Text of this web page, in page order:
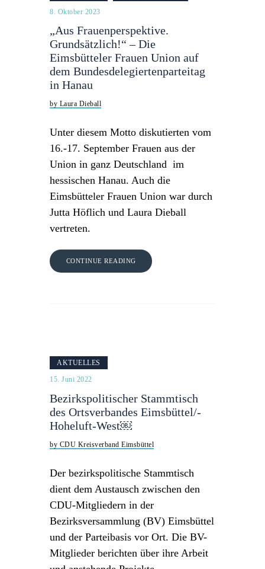
8. Oktober 2023
„Aus Frauenperspektive.
Grundsätzlich!“ – Die
Eimsbütteler Frauen Union auf
dem Bundesdelegiertenparteitag
in Hanau
by Laura Dieball
Unter diesem Motto diskutierten vom
16.-17. September Frauen aus der
Union in ganz Deutschland im
hessischen Hanau. Auch die
Eimsbütteler Frauen Union war durch
Jutta Höflich und Laura Dieball
vertreten.
CONTINUE READING
AKTUELLES
15. Juni 2022
Bezirkspolitischer Stamm­tisch
des Orts­verbandes Eims­büttel/­
Hohe­luft-West￼
by CDU Kreisverband Eimsbüttel
Der bezirkspolitische Stammtisch
dient dem Austausch zwischen den
CDU-Mitgliedern in der
Bezirksversammlung (BV) Eimsbüttel
und der Parteibasis vor Ort. Die BV-
Mitglieder berichten über ihre Arbeit